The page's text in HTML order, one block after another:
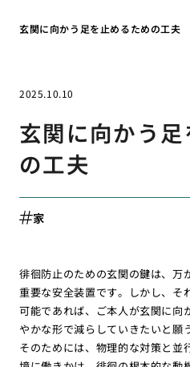
玄関に向かう足を止めるための工夫
2025.10.10
玄関に向かう
の工夫
家
徘徊防止のための玄関の鍵は、万
重要な安全装置です。しかし、そ
可能であれば、ご本人が玄関に向
やかな形で減らしていきたいと願
そのためには、物理的な対策と並